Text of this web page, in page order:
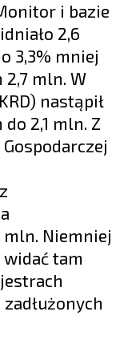
i bazie
2,6
3,3% mniej
2,7 mln. W
nastąpił
2,1 mln. Z
mln. Niemniej
widać tam